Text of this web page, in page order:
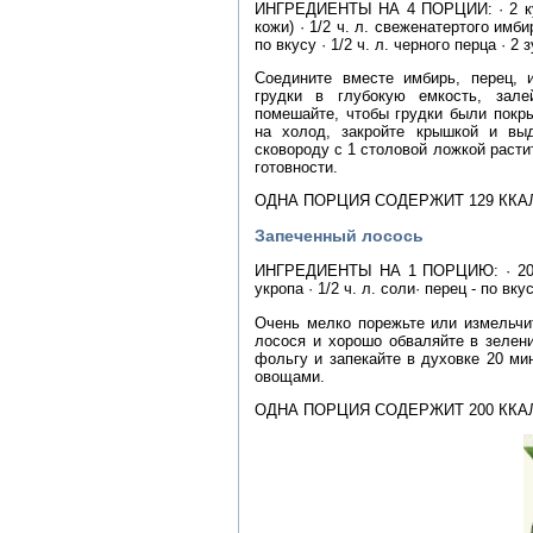
ИНГРЕДИЕНТЫ НА 4 ПОРЦИИ: · 2
кожи) · 1/2 ч. л. свеженатертого
по вкусу · 1/2 ч. л. черного перца · 2
Соедините вместе имбирь, перец,
грудки в глубокую емкость,
помешайте, чтобы грудки были
на холод, закройте крышкой и
сковороду с 1 столовой ложкой
готовности.
ОДНА ПОРЦИЯ СОДЕРЖИТ 129
Запеченный лосось
ИНГРЕДИЕНТЫ НА 1 ПОРЦИЮ: · 200
укропа · 1/2 ч. л. соли· перец - по
Очень мелко порежьте или
лосося и хорошо обваляйте в
фольгу и запекайте в духовке 20
овощами.
ОДНА ПОРЦИЯ СОДЕРЖИТ 200